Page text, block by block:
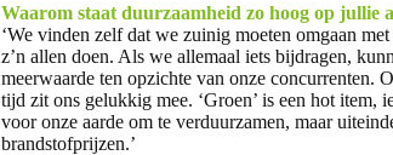
Waarom staat duurzaamheid zo hoog op jullie
‘We vinden zelf dat we zuinig moeten omgaan
z’n allen doen. Als we allemaal iets bijdragen,
meerwaarde ten opzichte van onze concurrenten.
tijd zit ons gelukkig mee. ‘Groen’ is een hot item,
voor onze aarde om te verduurzamen, maar
brandstofprijzen.’